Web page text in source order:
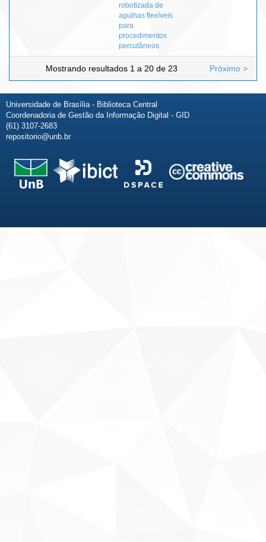
robotizada de
agulhas flexíveis
para
procedimentos
percutâneos
Mostrando resultados 1 a 20 de 23 Próximo >
Universidade de Brasília - Biblioteca Central
Coordenadoria de Gestão da Informação Digital - GID
(61) 3107-2683
repositorio@unb.br